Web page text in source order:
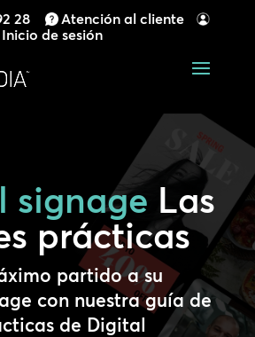
28
Atención al cliente
Inicio de sesión
signage Las
prácticas
partido a su
con nuestra guía de
de Digital